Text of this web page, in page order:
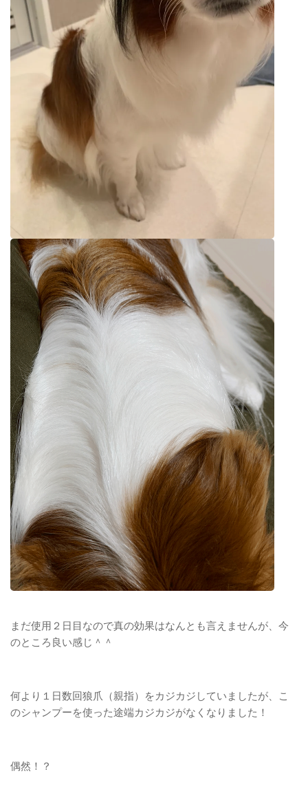
まだ使用２日目なので真の効果はなんとも言えませんが、今
のところ良い感じ＾＾
何より１日数回狼爪（親指）をカジカジしていましたが、こ
のシャンプーを使った途端カジカジがなくなりました！
偶然！？